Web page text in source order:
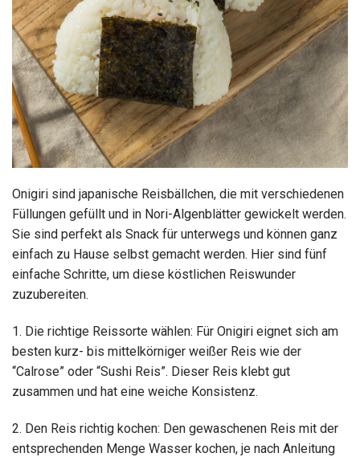
Onigiri sind japanische Reisbällchen, die mit verschiedenen
Füllungen gefüllt und in Nori-Algenblätter gewickelt werden.
Sie sind perfekt als Snack für unterwegs und können ganz
einfach zu Hause selbst gemacht werden. Hier sind fünf
einfache Schritte, um diese köstlichen Reiswunder
zuzubereiten.
1. Die richtige Reissorte wählen: Für Onigiri eignet sich am
besten kurz- bis mittelkörniger weißer Reis wie der
“Calrose” oder “Sushi Reis”. Dieser Reis klebt gut
zusammen und hat eine weiche Konsistenz.
2. Den Reis richtig kochen: Den gewaschenen Reis mit der
entsprechenden Menge Wasser kochen, je nach Anleitung